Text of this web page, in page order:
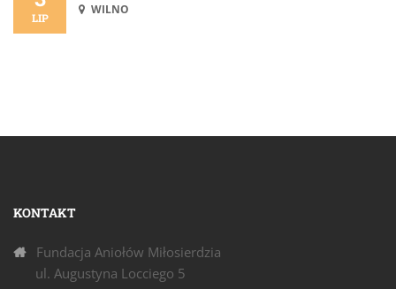
LIP
WILNO
KONTAKT
Fundacja Aniołów Miłosierdzia
ul. Augustyna Locciego 5